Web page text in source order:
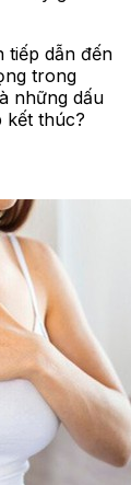
tiếp dẫn đến
trong
những dấu
kết thúc?